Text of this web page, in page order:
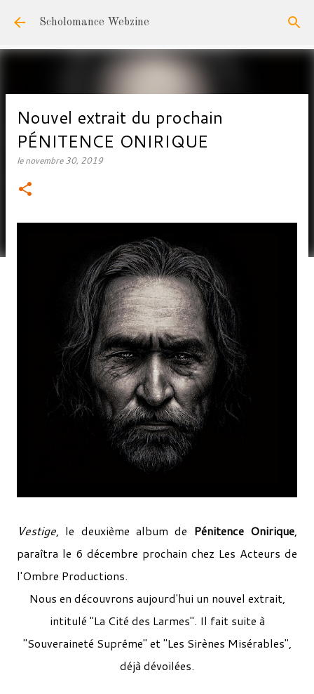
Accéder au contenu principal
Scholomance Webzine
Nouvel extrait du prochain
PÉNITENCE ONIRIQUE
lenovembre 30, 2019
Vestige, le deuxième album de Pénitence Onirique,
paraîtra le 6 décembre prochain chez Les Acteurs de
l'Ombre Productions.
Nous en découvrons aujourd'hui un nouvel extrait,
intitulé "La Cité des Larmes". Il fait suite à
"Souveraineté Suprême" et "Les Sirènes Misérables",
déjà dévoilées.